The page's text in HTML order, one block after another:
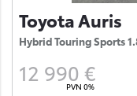
Toyota Auris
Hybrid Touring Sports
12 990 €
PVN 0%